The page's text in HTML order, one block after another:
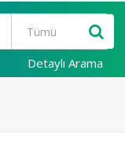
Detaylı Arama